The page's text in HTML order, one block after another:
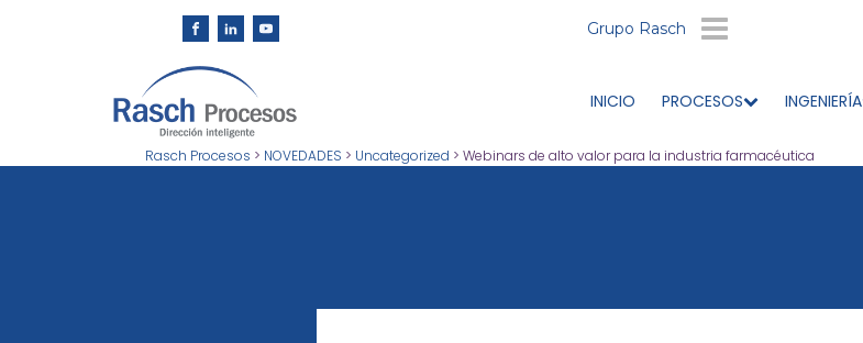
Grupo Rasch
INICIO PROCESOS INGENIERÍA
Rasch Procesos > NOVEDADES > Uncategorized > Webinars de alto valor para la industria farmacéutica